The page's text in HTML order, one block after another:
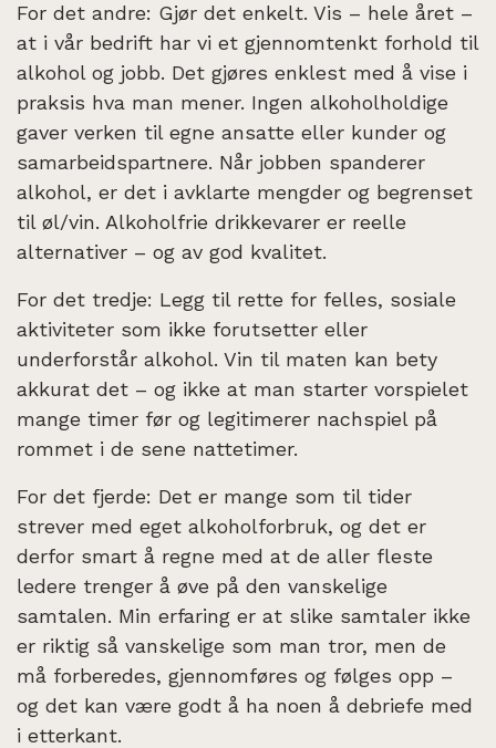
For det andre: Gjør det enkelt. Vis – hele året –
at i vår bedrift har vi et gjennomtenkt forhold til
alkohol og jobb. Det gjøres enklest med å vise i
praksis hva man mener. Ingen alkoholholdige
gaver verken til egne ansatte eller kunder og
samarbeidspartnere. Når jobben spanderer
alkohol, er det i avklarte mengder og begrenset
til øl/vin. Alkoholfrie drikkevarer er reelle
alternativer – og av god kvalitet.
For det tredje: Legg til rette for felles, sosiale
aktiviteter som ikke forutsetter eller
underforstår alkohol. Vin til maten kan bety
akkurat det – og ikke at man starter vorspielet
mange timer før og legitimerer nachspiel på
rommet i de sene nattetimer.
For det fjerde: Det er mange som til tider
strever med eget alkoholforbruk, og det er
derfor smart å regne med at de aller fleste
ledere trenger å øve på den vanskelige
samtalen. Min erfaring er at slike samtaler ikke
er riktig så vanskelige som man tror, men de
må forberedes, gjennomføres og følges opp –
og det kan være godt å ha noen å debriefe med
i etterkant.